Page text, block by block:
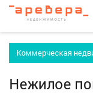
Коммерческая
Нежилое